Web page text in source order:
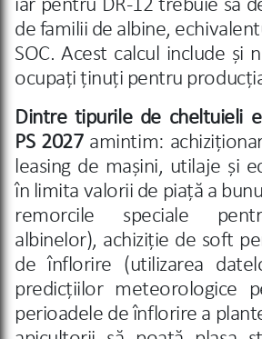
iar pentru DR-12 trebuie să
de familii de albine,
SOC. Acest calcul include și
ocupați ținuți pentru
Dintre tipurile de cheltuieli
PS 2027 amintim: a
leasing de mașini, utilaje și
în limita valorii de piață a
remorcile speciale
albinelor), achiziție de soft
de înflorire (utilizarea
predicțiilor meteorologice
perioadele de înflorire a